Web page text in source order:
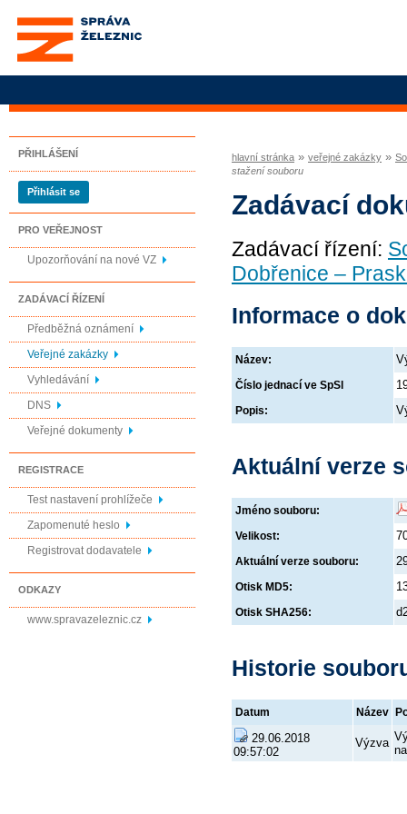
Správa železnic, státní
organizace
PŘIHLÁŠENÍ
Přihlásit se
PRO VEŘEJNOST
Upozorňování na nové VZ
ZADÁVACÍ ŘÍZENÍ
Předběžná oznámení
Veřejné zakázky
Vyhledávání
DNS
Veřejné dokumenty
REGISTRACE
Test nastavení prohlížeče
Zapomenuté heslo
Registrovat dodavatele
ODKAZY
www.spravazeleznic.cz
hlavní stránka » veřejné zakázky »
stažení souboru
Zadávací
Zadávací řízení:
Dobřenice –
Informace o
Název:
Číslo jednací ve SpSl
Popis:
Aktuální verze
Jméno souboru:
Velikost:
Aktuální verze souboru:
Otisk MD5:
Otisk SHA256:
Historie
Datum Název
29.06.2018
09:57:02
Výzva